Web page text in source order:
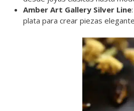
Amber Art Gallery Silver Line
plata para crear piezas